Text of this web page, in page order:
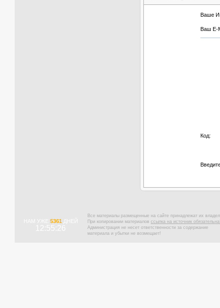
Ваше
Ваш E-
Код:
НАМ УЖЕ 5361ДНЕЙ
12:55:27
Все материалы размещенные на сайте принадлежат их
При копировании материалов ссылка на источник
Администрация не несет ответственности за содержание
материала и убытки не возмещает!